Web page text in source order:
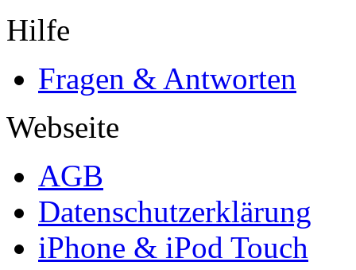
Hilfe
Fragen & Antworten
Webseite
AGB
Datenschutzerklärung
iPhone & iPod Touch